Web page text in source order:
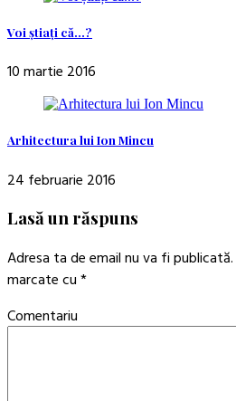
Voi știați că…?
10 martie 2016
Arhitectura lui Ion Mincu
24 februarie 2016
Lasă un răspuns
Adresa ta de email nu va fi publicată.
marcate cu *
Comentariu